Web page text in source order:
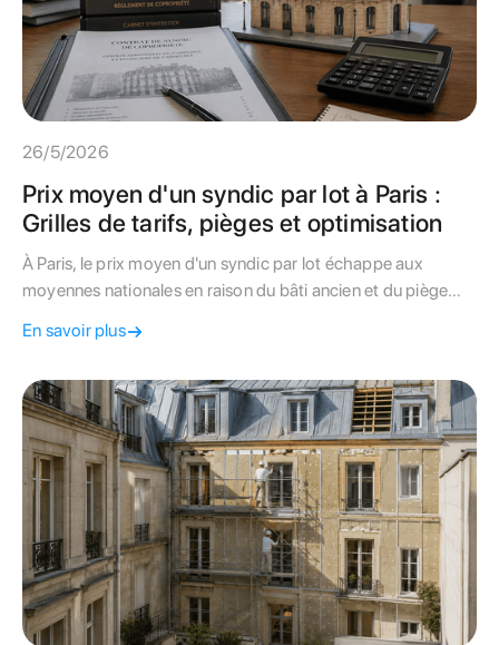
26/5/2026
Prix moyen d'un syndic par lot à Paris :
Grilles de tarifs, pièges et optimisation
À Paris, le prix moyen d'un syndic par lot échappe aux
moyennes nationales en raison du bâti ancien et du piège
En savoir plus